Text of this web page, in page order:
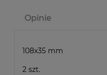
Opinie
108x35 mm
2 szt.